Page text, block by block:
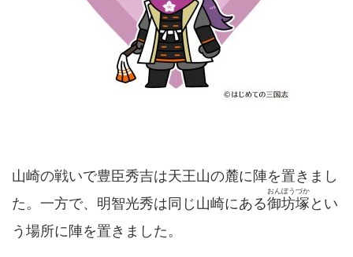
山崎の戦いで豊臣秀吉は天王山の麓に陣を置きまし
た。一方で、明智光秀は同じ山崎にある御坊塚
おんぼうづか
とい
う場所に陣を置きました。